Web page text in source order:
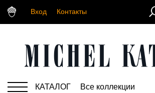
Вход Контакты
КАТАЛОГ Все коллекции